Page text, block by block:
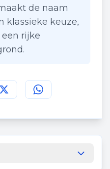
de naam
klassieke keuze,
rijke
pagina op
Deel deze pagina op
Deel deze pagina